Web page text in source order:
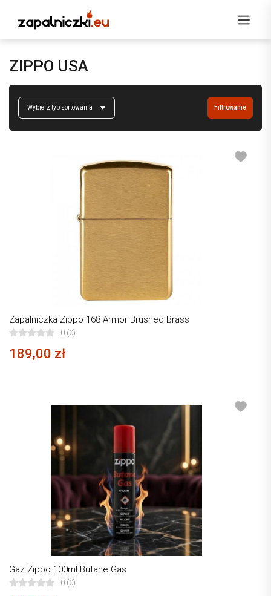
ZIPPO USA
Wybierz typ sortowania Filtrowanie
Zapalniczka Zippo 168 Armor Brushed Brass
0 (0)
189,00 zł
Gaz Zippo 100ml Butane Gas
0 (0)